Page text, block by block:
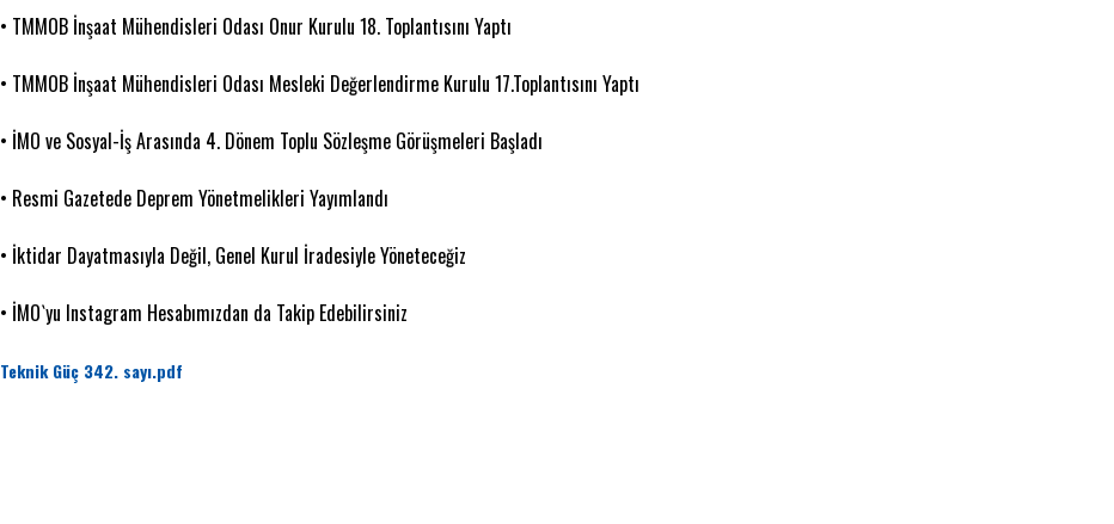
• TMMOB İnşaat Mühendisleri Odası Onur Kurulu 18. Toplantısını Yaptı
• TMMOB İnşaat Mühendisleri Odası Mesleki Değerlendirme Kurulu 17.Toplantısını Yaptı
• İMO ve Sosyal-İş Arasında 4. Dönem Toplu Sözleşme Görüşmeleri Başladı
• Resmi Gazetede Deprem Yönetmelikleri Yayımlandı
• İktidar Dayatmasıyla Değil, Genel Kurul İradesiyle Yöneteceğiz
• İMO`yu Instagram Hesabımızdan da Takip Edebilirsiniz
Teknik Güç 342. sayı.pdf